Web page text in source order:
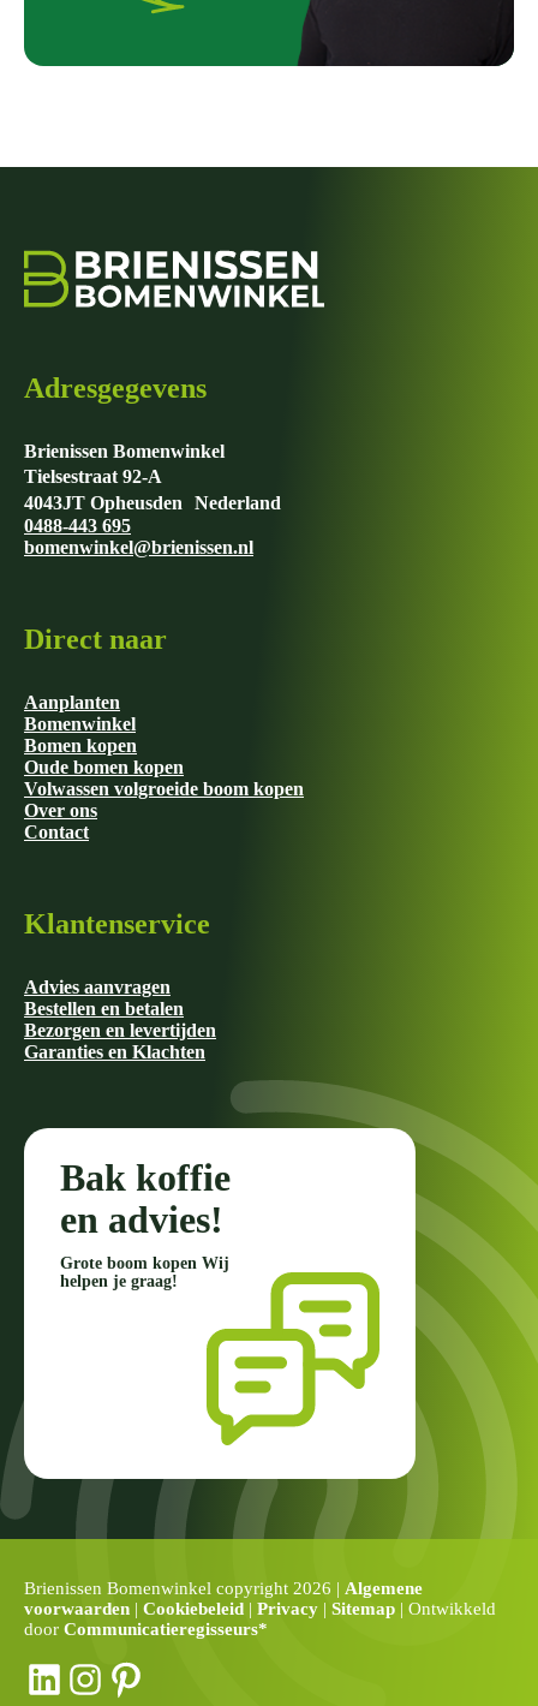
Adresgegevens
Brienissen Bomenwinkel
Tielsestraat 92-A
4043JT Opheusden Nederland
0488-443 695
bomenwinkel@brienissen.nl
Direct naar
Aanplanten
Bomenwinkel
Bomen kopen
Oude bomen kopen
Volwassen volgroeide boom kopen
Over ons
Contact
Klantenservice
Advies aanvragen
Bestellen en betalen
Bezorgen en levertijden
Garanties en Klachten
Bak koffie
en advies!
Grote boom kopen Wij
helpen je graag!
Brienissen Bomenwinkel copyright 2026 | Algemene
voorwaarden | Cookiebeleid | Privacy | Sitemap | Ontwikkeld
door Communicatieregisseurs*
LinkedIn
Instagram
Pinterest